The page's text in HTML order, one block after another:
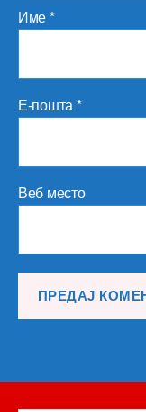
Име*
Е-пошта*
Веб место